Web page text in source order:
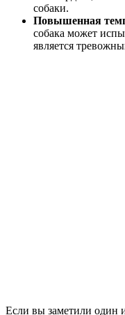
собаки.
Повышенная
собака может
является
Если вы заметили один